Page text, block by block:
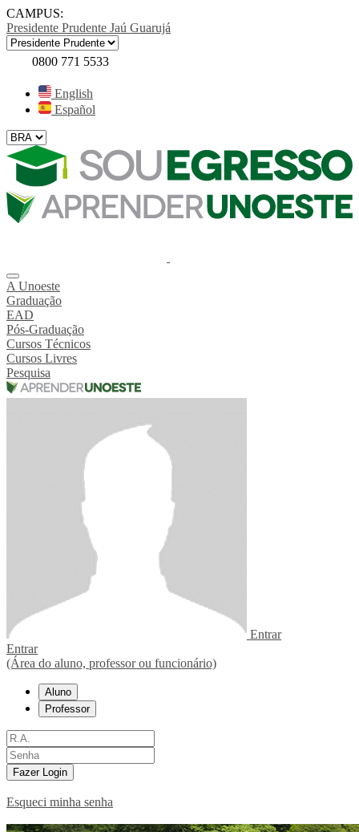
CAMPUS:
Presidente Prudente Jaú Guarujá
0800 771 5533
English
Español
A Unoeste
Graduação
EAD
Pós-Graduação
Cursos Técnicos
Cursos Livres
Pesquisa
Entrar
Entrar
(Área do aluno, professor ou funcionário)
Aluno
Professor
Fazer Login
Esqueci minha senha